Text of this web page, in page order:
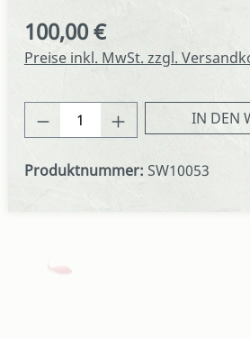
Regulärer Preis:
100,00 €
Preise inkl. MwSt. zzgl.
Produkt Anzahl: Gib
IN DEN
Produktnummer: SW10053